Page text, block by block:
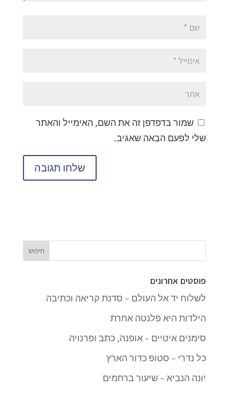
שמור בדפדפן זה את השם, האימייל והאתר
שלי לפעם הבאה שאגיב.
פוסטים אחרונים
לשלוח יד אל העולם – סדנת קריאה וכתיבה
הילדות היא פלנטה אחרת
סימנים איטיים – אופנה, כתב ופרנויה
כל נדרי – סטופ כדור הארץ
יונה הנביא – שיעור ברחמים